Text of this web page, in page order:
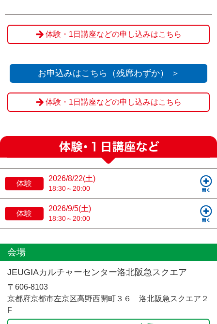
体験・1日講座などの申し込みはこちら
お申込みはこちら（残席わずか） ＞
体験・1日講座などの申し込みはこちら
体験
2026/8/22(土)
18:30～20:00
体験
2026/9/5(土)
18:30～20:00
会場
JEUGIAカルチャーセンター洛北阪急スクエア
〒606-8103
京都府京都市左京区高野西開町３６ 洛北阪急スクエア２
F